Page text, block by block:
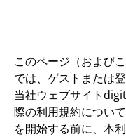
このページ（および
では、ゲストまたは
当社ウェブサイト
際の利用規約につい
を開始する前に、本